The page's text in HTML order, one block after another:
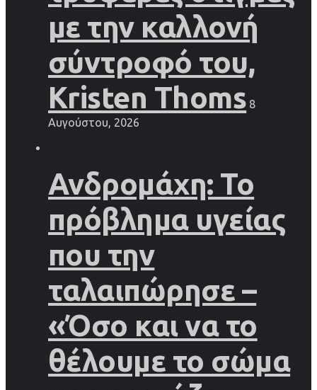
με την καλλονή
σύντροφό του,
Kristen Thoms 8
Αυγούστου, 2026
Ανδρομάχη: Το
πρόβλημα υγείας
που την
ταλαιπώρησε –
«Όσο και να το
θέλουμε το σώμα